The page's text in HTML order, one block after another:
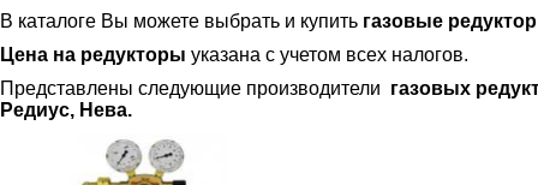
В каталоге Вы можете выбрать и купить газовые
Цена на редукторы указана с учетом всех налогов.
Представлены следующие производители газовых
Редиус, Нева.